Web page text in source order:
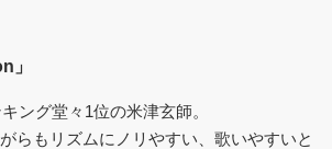
」
ング堂々1位の米津玄師。
らもリズムにノリやすい、歌いやすいと